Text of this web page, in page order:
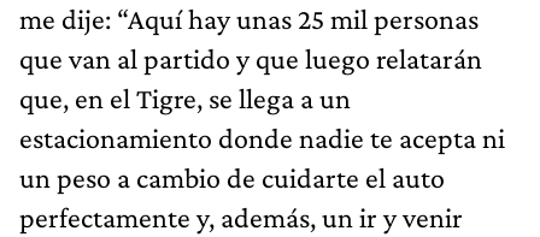
me dije: “Aquí hay unas 25 mil personas
que van al partido y que luego relatarán
que, en el Tigre, se llega a un
estacionamiento donde nadie te acepta ni
un peso a cambio de cuidarte el auto
perfectamente y, además, un ir y venir